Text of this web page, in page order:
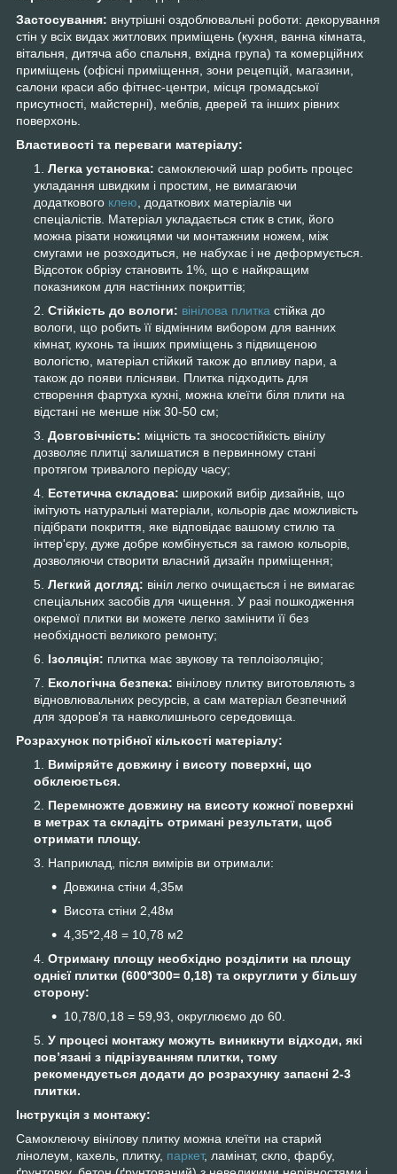
Застосування: внутрішні оздоблювальні роботи: декорування
стін у всіх видах житлових приміщень (кухня, ванна кімната,
вітальня, дитяча або спальня, вхідна група) та комерційних
приміщень (офісні приміщення, зони рецепцій, магазини,
салони краси або фітнес-центри, місця громадської
присутності, майстерні), меблів, дверей та інших рівних
поверхонь.
Властивості та переваги матеріалу:
Легка установка: самоклеючий шар робить процес
укладання швидким і простим, не вимагаючи
додаткового клею , додаткових матеріалів чи
спеціалістів. Матеріал укладається стик в стик, його
можна різати ножицями чи монтажним ножем, між
смугами не розходиться, не набухає і не деформується.
Відсоток обрізу становить 1%, що є найкращим
показником для настінних покриттів;
Стійкість до вологи: вінілова плитка стійка до
вологи, що робить її відмінним вибором для ванних
кімнат, кухонь та інших приміщень з підвищеною
вологістю, матеріал стійкий також до впливу пари, а
також до появи плісняви. Плитка підходить для
створення фартуха кухні, можна клеїти біля плити на
відстані не менше ніж 30-50 см;
Довговічність: міцність та зносостійкість вінілу
дозволяє плитці залишатися в первинному стані
протягом тривалого періоду часу;
Естетична складова: широкий вибір дизайнів, що
імітують натуральні матеріали, кольорів дає можливість
підібрати покриття, яке відповідає вашому стилю та
інтер'єру, дуже добре комбінується за гамою кольорів,
дозволяючи створити власний дизайн приміщення;
Легкий догляд: вініл легко очищається і не вимагає
спеціальних засобів для чищення. У разі пошкодження
окремої плитки ви можете легко замінити її без
необхідності великого ремонту;
Ізоляція: плитка має звукову та теплоізоляцію;
Екологічна безпека: вінілову плитку виготовляють з
відновлювальних ресурсів, а сам матеріал безпечний
для здоров'я та навколишнього середовища.
Розрахунок потрібної кількості матеріалу:
Виміряйте довжину і висоту поверхні, що
обклеюється.
Перемножте довжину на висоту кожної поверхні
в метрах та складіть отримані результати, щоб
отримати площу.
Наприклад, після вимірів ви отримали:
Довжина стіни 4,35м
Висота стіни 2,48м
4,35*2,48 = 10,78 м2
Отриману площу необхідно розділити на площу
однієї плитки (600*300= 0,18) та округлити у більшу
сторону:
10,78/0,18 = 59,93, округлюємо до 60.
У процесі монтажу можуть виникнути відходи, які
пов’язані з підрізуванням плитки, тому
рекомендується додати до розрахунку запасні 2-3
плитки.
Інструкція з монтажу:
Самоклеючу вінілову плитку можна клеїти на старий
лінолеум, кахель, плитку, паркет, ламінат, скло, фарбу,